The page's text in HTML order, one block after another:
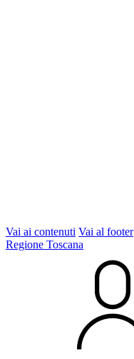
Vai ai contenuti Vai al footer
Regione Toscana